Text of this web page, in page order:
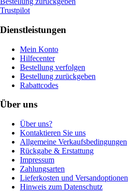
Trustpilot
Dienstleistungen
Mein Konto
Hilfecenter
Bestellung verfolgen
Bestellung zurückgeben
Rabattcodes
Über uns
Über uns?
Kontaktieren Sie uns
Allgemeine Verkaufsbedingungen
Rückgabe & Erstattung
Impressum
Zahlungsarten
Lieferkosten und Versandoptionen
Hinweis zum Datenschutz